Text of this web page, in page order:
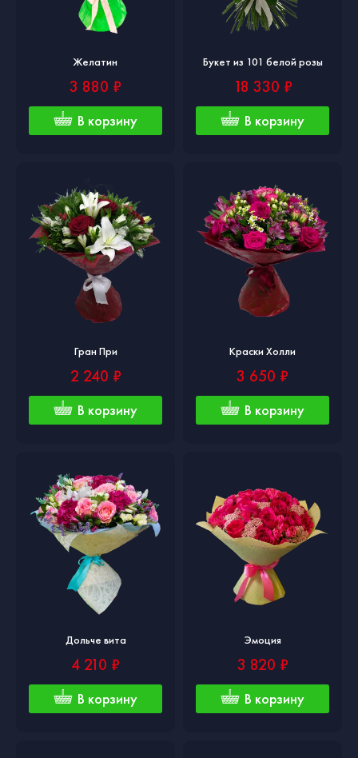
Желатин
3 880 ₽
В корзину
Букет из 101 белой розы
18 330 ₽
В корзину
Гран При
2 240 ₽
В корзину
Краски Холли
3 650 ₽
В корзину
Дольче вита
4 210 ₽
В корзину
Эмоция
3 820 ₽
В корзину